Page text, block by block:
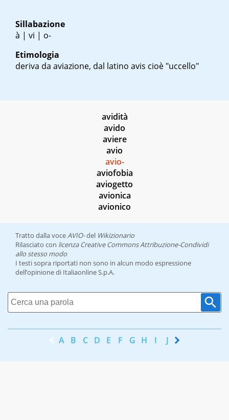
Sillabazione
à | vi | o-
Etimologia
deriva da aviazione, dal latino avis cioè "uccello"
avidità
avido
aviere
avio
avio-
aviofobia
aviogetto
avionica
avionico
Tratto dalla voceAVIO-del Wikizionario
Rilasciato con licenza Creative Commons Attribuzione-Condividi
allo stesso modo
I testi sopra riportati non sono in alcun modo espressione
dell’opinione di Italiaonline S.p.A.
A B C D E F G H I J K